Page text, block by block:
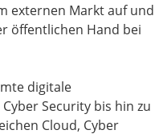
externen Markt auf und
öffentlichen Hand bei
digitale
Security bis hin zu
Cloud, Cyber